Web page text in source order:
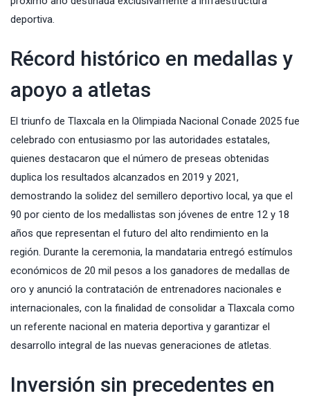
deportiva.
Récord histórico en medallas y
apoyo a atletas
El triunfo de Tlaxcala en la Olimpiada Nacional Conade 2025 fue
celebrado con entusiasmo por las autoridades estatales,
quienes destacaron que el número de preseas obtenidas
duplica los resultados alcanzados en 2019 y 2021,
demostrando la solidez del semillero deportivo local, ya que el
90 por ciento de los medallistas son jóvenes de entre 12 y 18
años que representan el futuro del alto rendimiento en la
región. Durante la ceremonia, la mandataria entregó estímulos
económicos de 20 mil pesos a los ganadores de medallas de
oro y anunció la contratación de entrenadores nacionales e
internacionales, con la finalidad de consolidar a Tlaxcala como
un referente nacional en materia deportiva y garantizar el
desarrollo integral de las nuevas generaciones de atletas.
Inversión sin precedentes en